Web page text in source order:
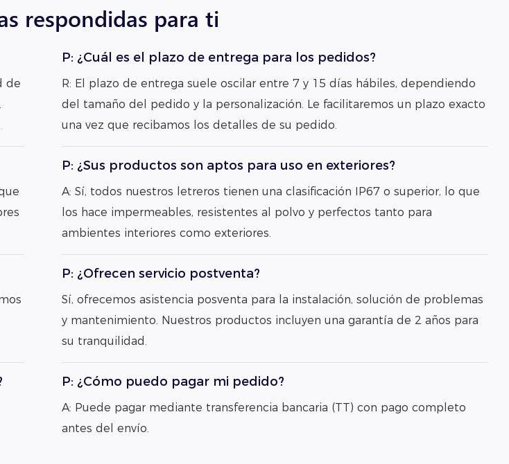
respondidas para ti
de
P: ¿Cuál es el plazo de entrega para los pedidos?
R: El plazo de entrega suele oscilar entre 7 y 15 días hábiles, dependiendo
del tamaño del pedido y la personalización. Le facilitaremos un plazo exacto
una vez que recibamos los detalles de su pedido.
P: ¿Sus productos son aptos para uso en exteriores?
A: Sí, todos nuestros letreros tienen una clasificación IP67 o superior, lo que
los hace impermeables, resistentes al polvo y perfectos tanto para
ambientes interiores como exteriores.
P: ¿Ofrecen servicio postventa?
Sí, ofrecemos asistencia posventa para la instalación, solución de problemas
y mantenimiento. Nuestros productos incluyen una garantía de 2 años para
su tranquilidad.
P: ¿Cómo puedo pagar mi pedido?
A: Puede pagar mediante transferencia bancaria (TT) con pago completo
antes del envío.